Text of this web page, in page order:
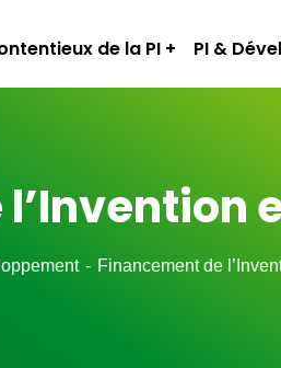
de la PI PI &
Financement de